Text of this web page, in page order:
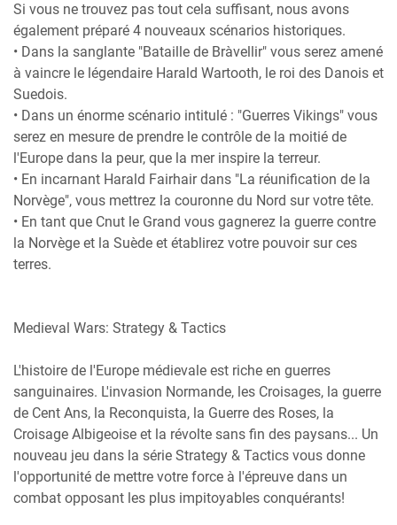
Si vous ne trouvez pas tout cela suffisant, nous avons
également préparé 4 nouveaux scénarios historiques.
• Dans la sanglante "Bataille de Bràvellir" vous serez amené
à vaincre le légendaire Harald Wartooth, le roi des Danois et
Suedois.
• Dans un énorme scénario intitulé : "Guerres Vikings" vous
serez en mesure de prendre le contrôle de la moitié de
l'Europe dans la peur, que la mer inspire la terreur.
• En incarnant Harald Fairhair dans "La réunification de la
Norvège", vous mettrez la couronne du Nord sur votre tête.
• En tant que Cnut le Grand vous gagnerez la guerre contre
la Norvège et la Suède et établirez votre pouvoir sur ces
terres.
Medieval Wars: Strategy & Tactics
L'histoire de l'Europe médievale est riche en guerres
sanguinaires. L'invasion Normande, les Croisages, la guerre
de Cent Ans, la Reconquista, la Guerre des Roses, la
Croisage Albigeoise et la révolte sans fin des paysans... Un
nouveau jeu dans la série Strategy & Tactics vous donne
l'opportunité de mettre votre force à l'épreuve dans un
combat opposant les plus impitoyables conquérants!